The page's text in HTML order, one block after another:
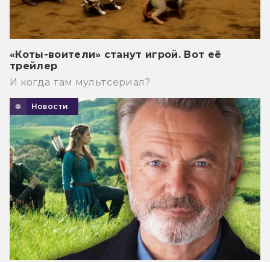
«Коты-воители» станут игрой. Вот её
трейлер
И когда там мультсериал?
Новости